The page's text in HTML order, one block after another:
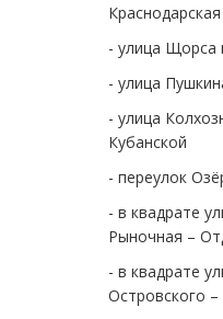
- улица Щорса
- улица
- улица
Кубанской
- переулок
- в квадрате
Рыночная –
- в квадрате
Островского